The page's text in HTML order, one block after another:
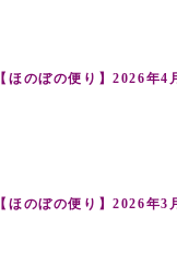
【ほのぼの便り】2026年
【ほのぼの便り】2026年